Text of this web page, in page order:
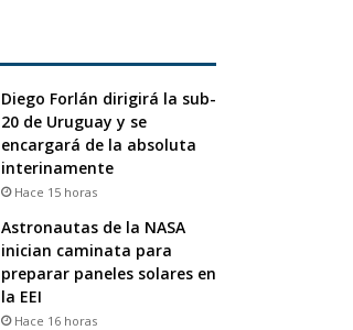
Diego Forlán dirigirá la sub-
20 de Uruguay y se
encargará de la absoluta
interinamente
Hace 15 horas
Astronautas de la NASA
inician caminata para
preparar paneles solares en
la EEI
Hace 16 horas